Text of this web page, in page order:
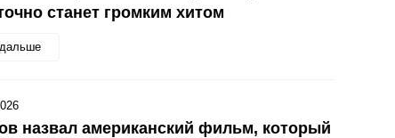
станет громким хитом
назвал американский фильм, который